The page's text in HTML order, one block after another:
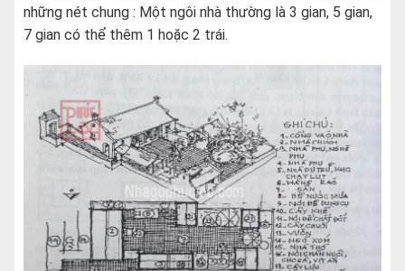
những nét chung : Một ngôi nhà thường là 3 gian, 5 gian,
7 gian có thể thêm 1 hoặc 2 trái.